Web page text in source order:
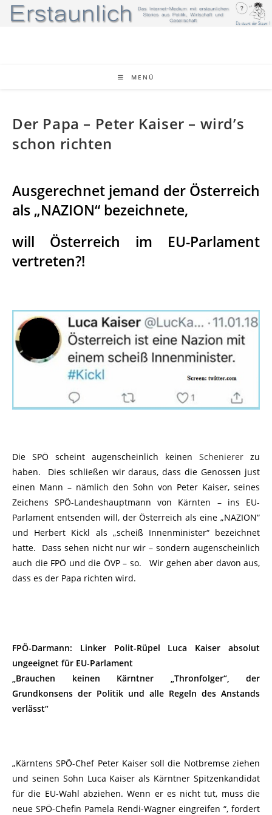
Zum
Inhalt
MENÜ
Der Papa – Peter Kaiser – wird’s
schon richten
Ausgerechnet jemand der Österreich
als „NAZION“ bezeichnete,
will Österreich im EU-Parlament
vertreten?!
Die SPÖ scheint augenscheinlich keinen Schenierer zu
haben. Dies schließen wir daraus, dass die Genossen just
einen Mann – nämlich den Sohn von Peter Kaiser, seines
Zeichens SPÖ-Landeshauptmann von Kärnten – ins EU-
Parlament entsenden will, der Österreich als eine „NAZION“
und Herbert Kickl als „scheiß Innenminister“ bezeichnet
hatte. Dass sehen nicht nur wir – sondern augenscheinlich
auch die FPÖ und die ÖVP – so. Wir gehen aber davon aus,
dass es der Papa richten wird.
FPÖ-Darmann: Linker Polit-Rüpel Luca Kaiser absolut
ungeeignet für EU-Parlament
„Brauchen keinen Kärntner „Thronfolger“, der
Grundkonsens der Politik und alle Regeln des Anstands
verlässt“
„Kärntens SPÖ-Chef Peter Kaiser soll die Notbremse ziehen
und seinen Sohn Luca Kaiser als Kärntner Spitzenkandidat
für die EU-Wahl abziehen. Wenn er es nicht tut, muss die
neue SPÖ-Chefin Pamela Rendi-Wagner eingreifen “, fordert